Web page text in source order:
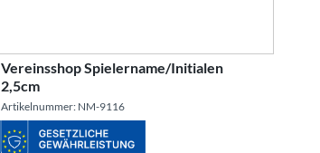
Vereinsshop Spielername/Initialen
2,5cm
Artikelnummer: NM-9116